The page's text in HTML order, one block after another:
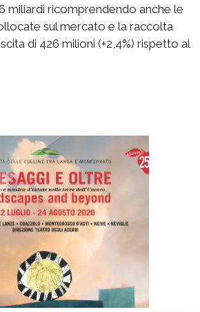
miliardi ricomprendendo anche le
sul mercato e la raccolta
di 426 milioni (+2,4%) rispetto al